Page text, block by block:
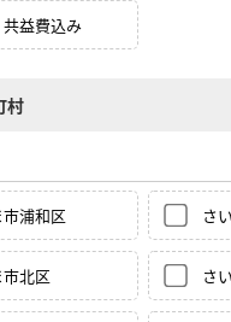
益費込み
村
浦和区 さ
北区 さ